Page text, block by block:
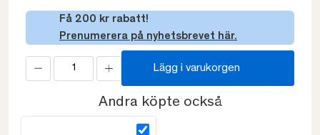
Få 200 kr rabatt!
Prenumerera på nyhetsbrevet här.
Lägg i varukorgen
Andra köpte också